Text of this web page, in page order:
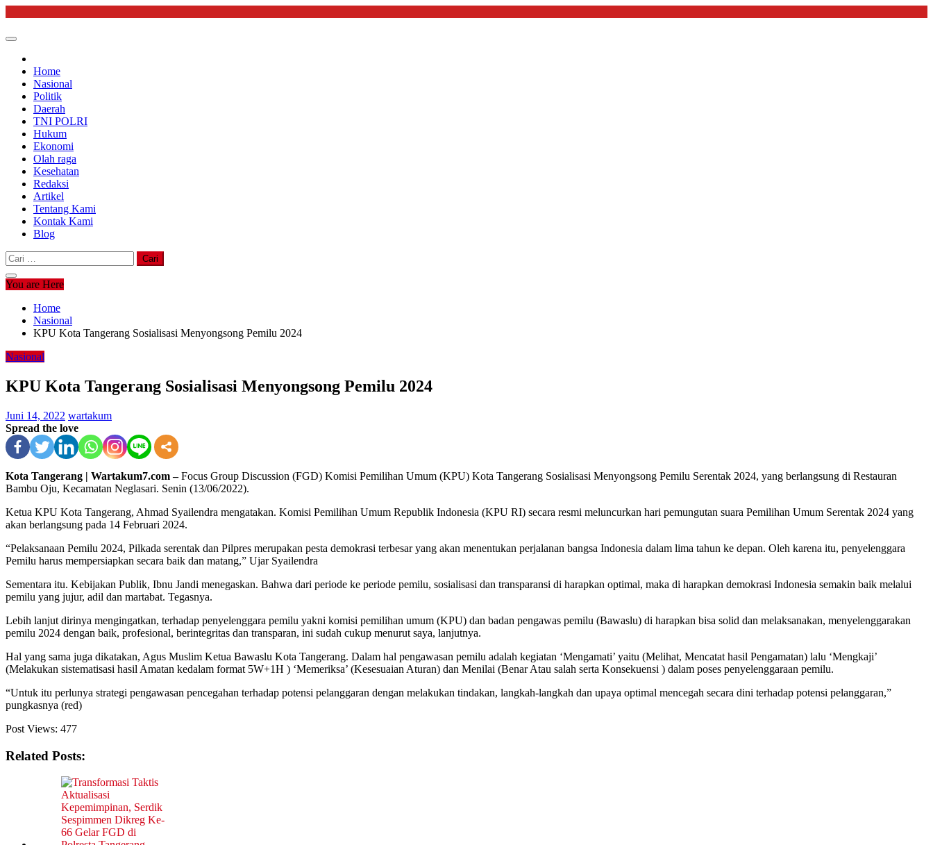
content
Home
Nasional
Politik
Daerah
TNI POLRI
Hukum
Ekonomi
Olah raga
Kesehatan
Redaksi
Artikel
Tentang Kami
Kontak Kami
Blog
Cari
untuk:
You are Here
Home
Nasional
KPU Kota Tangerang Sosialisasi Menyongsong Pemilu 2024
Nasional
KPU Kota Tangerang Sosialisasi Menyongsong Pemilu 2024
Juni 14, 2022 wartakum
Spread the love
Kota Tangerang | Wartakum7.com –Focus Group Discussion (FGD) Komisi Pemilihan Umum (KPU) Kota Tangerang Sosialisasi Menyongsong Pemilu Serentak 2024, yang berlangsung di Restauran
Bambu Oju, Kecamatan Neglasari. Senin (13/06/2022).
Ketua KPU Kota Tangerang, Ahmad Syailendra mengatakan. Komisi Pemilihan Umum Republik Indonesia (KPU RI) secara resmi meluncurkan hari pemungutan suara Pemilihan Umum Serentak 2024 yang
akan berlangsung pada 14 Februari 2024.
“Pelaksanaan Pemilu 2024, Pilkada serentak dan Pilpres merupakan pesta demokrasi terbesar yang akan menentukan perjalanan bangsa Indonesia dalam lima tahun ke depan. Oleh karena itu, penyelenggara
Pemilu harus mempersiapkan secara baik dan matang,” Ujar Syailendra
Sementara itu. Kebijakan Publik, Ibnu Jandi menegaskan. Bahwa dari periode ke periode pemilu, sosialisasi dan transparansi di harapkan optimal, maka di harapkan demokrasi Indonesia semakin baik melalui
pemilu yang jujur, adil dan martabat. Tegasnya.
Lebih lanjut dirinya mengingatkan, terhadap penyelenggara pemilu yakni komisi pemilihan umum (KPU) dan badan pengawas pemilu (Bawaslu) di harapkan bisa solid dan melaksanakan, menyelenggarakan
pemilu 2024 dengan baik, profesional, berintegritas dan transparan, ini sudah cukup menurut saya, lanjutnya.
Hal yang sama juga dikatakan, Agus Muslim Ketua Bawaslu Kota Tangerang. Dalam hal pengawasan pemilu adalah kegiatan ‘Mengamati’ yaitu (Melihat, Mencatat hasil Pengamatan) lalu ‘Mengkaji’
(Melakukan sistematisasi hasil Amatan kedalam format 5W+1H ) ‘Memeriksa’ (Kesesuaian Aturan) dan Menilai (Benar Atau salah serta Konsekuensi ) dalam poses penyelenggaraan pemilu.
“Untuk itu perlunya strategi pengawasan pencegahan terhadap potensi pelanggaran dengan melakukan tindakan, langkah-langkah dan upaya optimal mencegah secara dini terhadap potensi pelanggaran,”
pungkasnya (red)
Post Views: 477
Related Posts: